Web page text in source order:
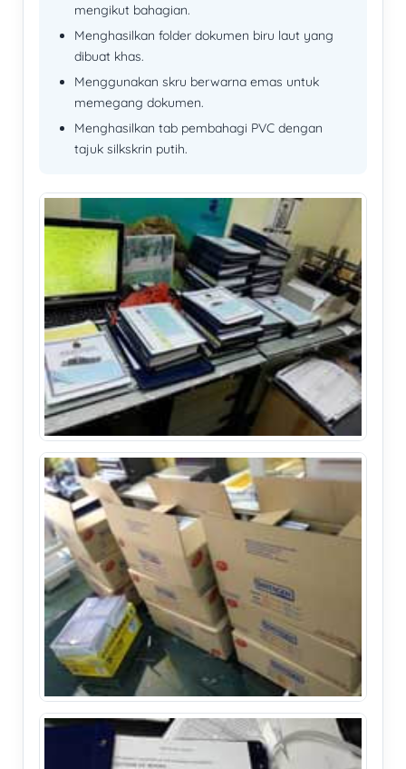
mengikut bahagian.
Menghasilkan folder dokumen biru laut yang
dibuat khas.
Menggunakan skru berwarna emas untuk
memegang dokumen.
Menghasilkan tab pembahagi PVC dengan
tajuk silkskrin putih.